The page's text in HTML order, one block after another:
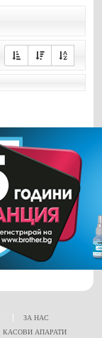
ЗА НАС
КАСОВИ АПАРАТИ